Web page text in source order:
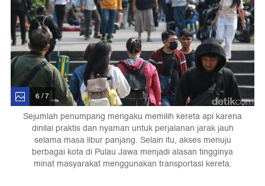
6 / 7
Sejumlah penumpang mengaku memilih kereta api karena
dinilai praktis dan nyaman untuk perjalanan jarak jauh
selama masa libur panjang. Selain itu, akses menuju
berbagai kota di Pulau Jawa menjadi alasan tingginya
minat masyarakat menggunakan transportasi kereta.